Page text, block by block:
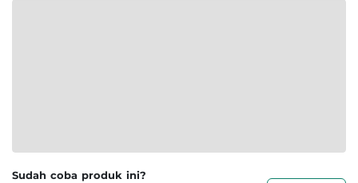
Sudah coba produk ini?